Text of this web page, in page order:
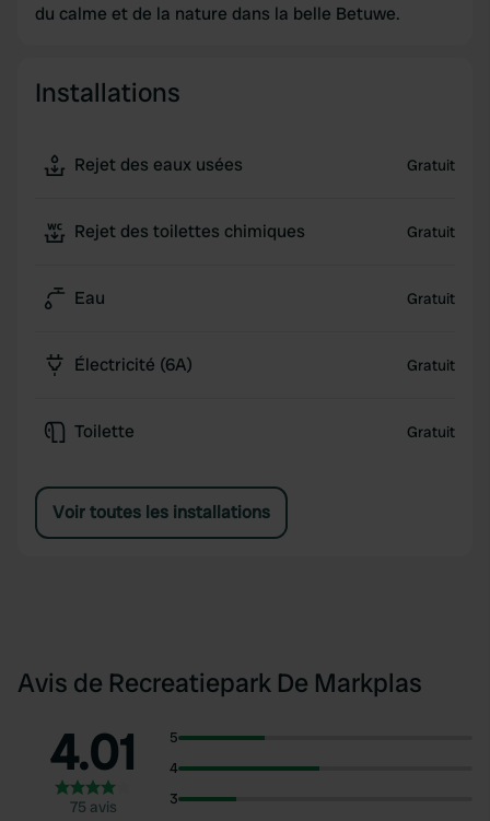
du calme et de la nature dans la belle Betuwe.
Installations
Rejet des eaux usées Gratuit
Rejet des toilettes chimiques Gratuit
Eau Gratuit
Électricité (6A) Gratuit
Toilette Gratuit
Voir toutes les installations
Avis de Recreatiepark De Markplas
4.01
75 avis
5
4
3